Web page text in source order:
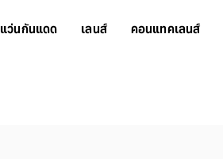
แว่นกันแดด เลนส์ คอนแทคเลนส์